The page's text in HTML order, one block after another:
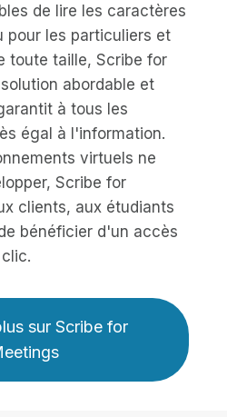
de lire les caractères
pour les particuliers et
toute taille, Scribe for
abordable et
à tous les
égal à l'information.
virtuels ne
Scribe for
clients, aux étudiants
bénéficier d'un accès
sur Scribe for